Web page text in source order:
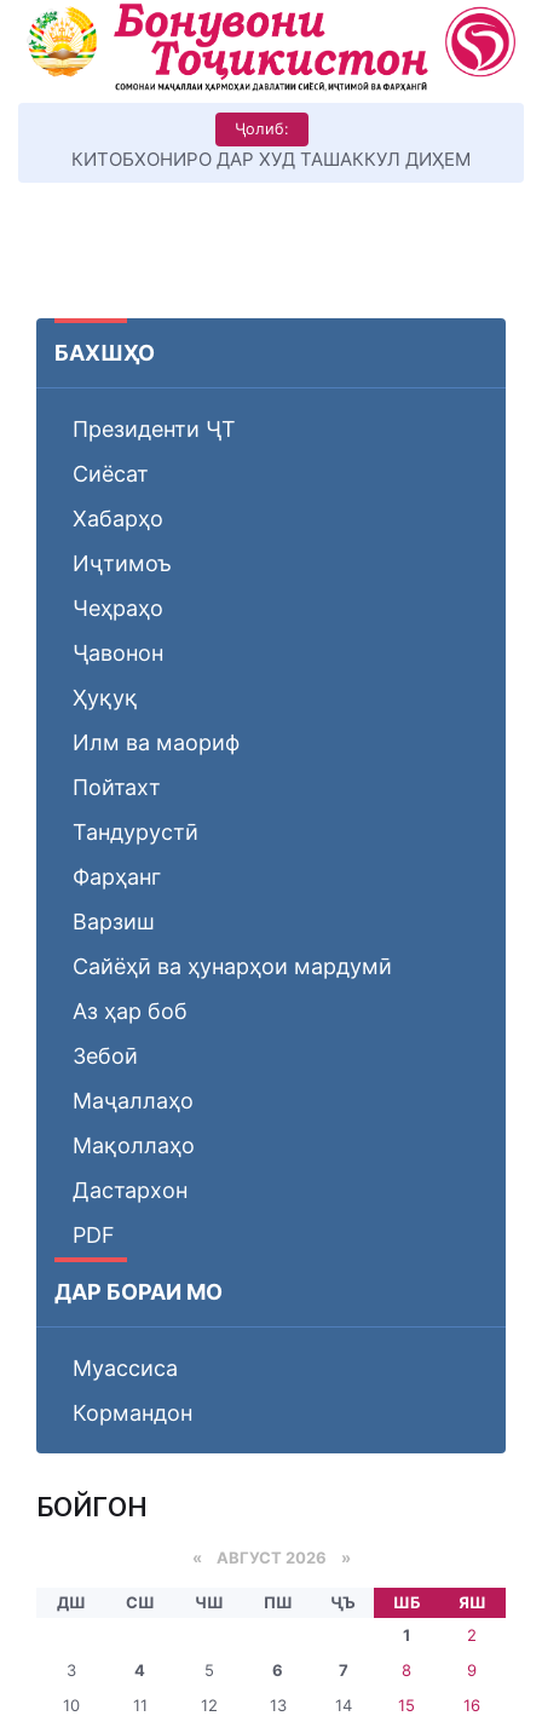
Ҷолиб:
КИТОБХОНИРО ДАР ХУД ТАШАККУЛ ДИҲЕМ
БАХШҲО
Президенти ҶТ
Сиёсат
Хабарҳо
Иҷтимоъ
Чеҳраҳо
Ҷавонон
Ҳуқуқ
Илм ва маориф
Пойтахт
Тандурустӣ
Фарҳанг
Варзиш
Сайёҳӣ ва ҳунарҳои мардумӣ
Аз ҳар боб
Зебоӣ
Маҷаллаҳо
Мақоллаҳо
Дастархон
PDF
ДАР БОРАИ МО
Муассиса
Кормандон
БОЙГОНӢ
« АВГУСТ 2026 »
ДШ СШ ЧШ ПШ ҶЪ ШБ
ЯШ
1
2
3
4 5 6 7 8
9
10
11 12 13 14 15
16